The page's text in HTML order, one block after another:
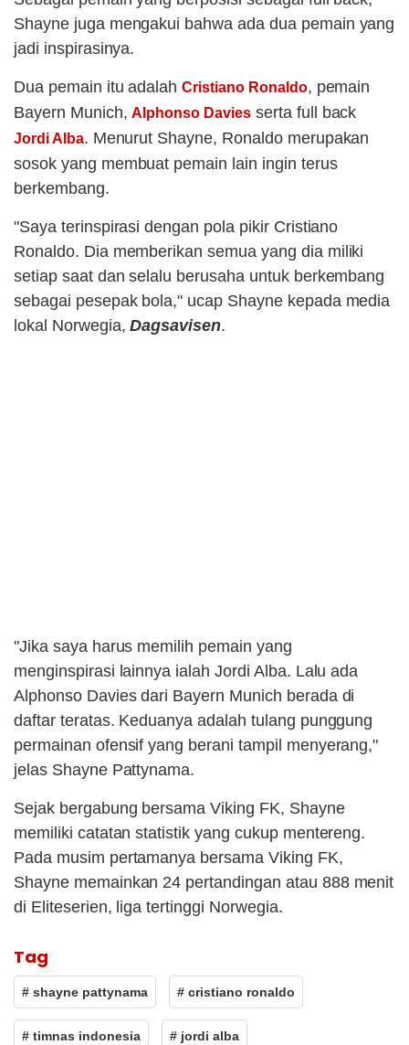
Shayne juga mengakui bahwa ada dua pemain yang
jadi inspirasinya.
Dua pemain itu adalahCristiano Ronaldo, pemain
Bayern Munich,Alphonso Daviesserta full back
Jordi Alba. Menurut Shayne, Ronaldo merupakan
sosok yang membuat pemain lain ingin terus
berkembang.
"Saya terinspirasi dengan pola pikir Cristiano
Ronaldo. Dia memberikan semua yang dia miliki
setiap saat dan selalu berusaha untuk berkembang
sebagai pesepak bola," ucap Shayne kepada media
lokal Norwegia,Dagsavisen.
"Jika saya harus memilih pemain yang
menginspirasi lainnya ialah Jordi Alba. Lalu ada
Alphonso Davies dari Bayern Munich berada di
daftar teratas. Keduanya adalah tulang punggung
permainan ofensif yang berani tampil menyerang,"
jelas Shayne Pattynama.
Sejak bergabung bersama Viking FK, Shayne
memiliki catatan statistik yang cukup mentereng.
Pada musim pertamanya bersama Viking FK,
Shayne memainkan 24 pertandingan atau 888 menit
di Eliteserien, liga tertinggi Norwegia.
Tag
# shayne pattynama # cristiano ronaldo
# timnas indonesia # jordi alba